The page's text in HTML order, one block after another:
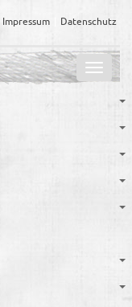
Impressum Datenschutz